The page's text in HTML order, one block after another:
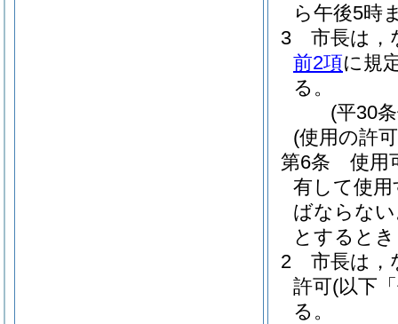
ら午後5時
3
市長は，
前2項に規
る。
(平30
(使用の許
第6条
使用
有して使
ばならな
とすると
2
市長は，
許可(以下
る。